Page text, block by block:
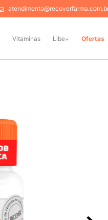
Vitaminas Libe+ Ofertas